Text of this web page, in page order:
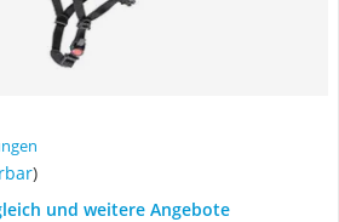
)
und weitere Angebote